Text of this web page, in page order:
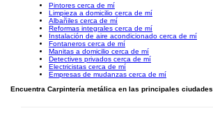
Pintores cerca de mí
Limpieza a domicilio cerca de mí
Albañiles cerca de mí
Reformas integrales cerca de mí
Instalación de aire acondicionado cerca de mí
Fontaneros cerca de mí
Manitas a domicilio cerca de mí
Detectives privados cerca de mí
Electricistas cerca de mí
Empresas de mudanzas cerca de mí
Encuentra Carpintería metálica en las principales ciudades